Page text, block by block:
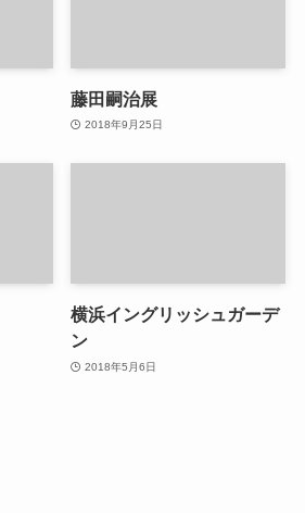
藤田嗣治展
2018年9月25日
横浜イングリッシュガーデ
ン
2018年5月6日